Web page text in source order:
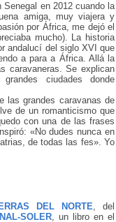
Senegal en 2012 cuando la
amiga, muy viajera y
por África, me dejó el
mucho). La historia
andalucí del siglo XVI que
a para a África. Allá la
caravaneras. Se explican
ciudades donde
las grandes caravanas de
de un romanticismo que
con una de las frases
«No dudes nunca en
de todas las fes». Yo
DEL NORTE, del
SOLER, un libro en el